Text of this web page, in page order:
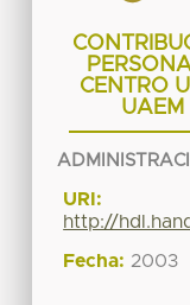
CENTRO
UAEM
URI:
http://
Fecha: 2003